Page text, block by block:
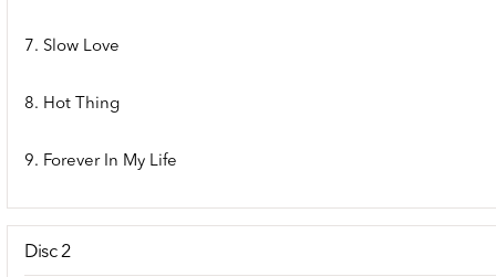
7. Slow Love
8. Hot Thing
9. Forever In My Life
Disc 2